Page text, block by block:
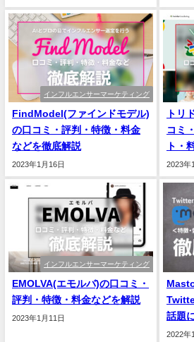
インフルエンサーマーケティング
FindModel(ファインドモデル)
の口コミ・評判・特徴・料金
などを徹底解説
2023年1月16日
トリ
コミ
ト・
2023年
インフルエンサーマーケティング
EMOLVA(エモルバ)の口コミ・
評判・特徴・料金などを解説
2023年1月11日
話題
2022年